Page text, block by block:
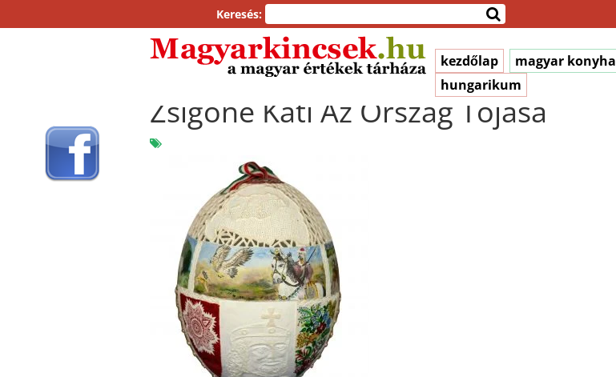
Keresés:
kezdőlap magyar konyha
hungarikum
Zsigóné Kati Az Ország Tojása